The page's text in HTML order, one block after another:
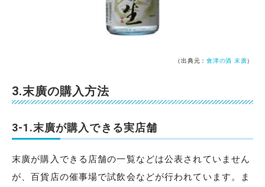
（出典元： 會津の酒 末廣）
3.末廣の購入方法
3-1.末廣が購入できる実店舗
末廣が購入できる店舗の一覧などは公表されていません
が、百貨店の催事場で試飲会などが行われています。ま